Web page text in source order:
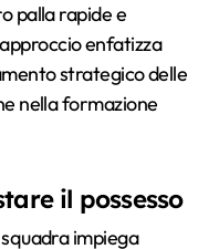
palla rapide e
enfatizza
strategico delle
nella formazione
il possesso
impiega